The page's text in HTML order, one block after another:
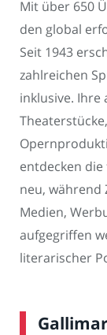
Mit über 650
den global
Seit 1943
zahlreichen
inklusive.
entdecken
neu, während
Medien,
aufgegriffen
literarischer